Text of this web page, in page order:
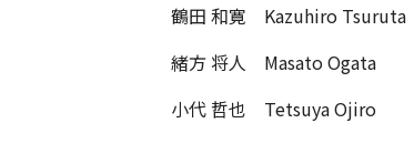
鶴田 和寛 Kazuhiro Tsuruta
緒方 将人 Masato Ogata
小代 哲也 Tetsuya Ojiro